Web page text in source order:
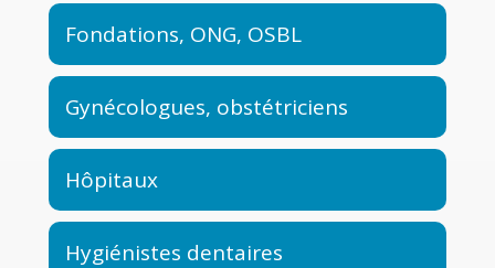
Fondations, ONG, OSBL
Gynécologues, obstétriciens
Hôpitaux
Hygiénistes dentaires